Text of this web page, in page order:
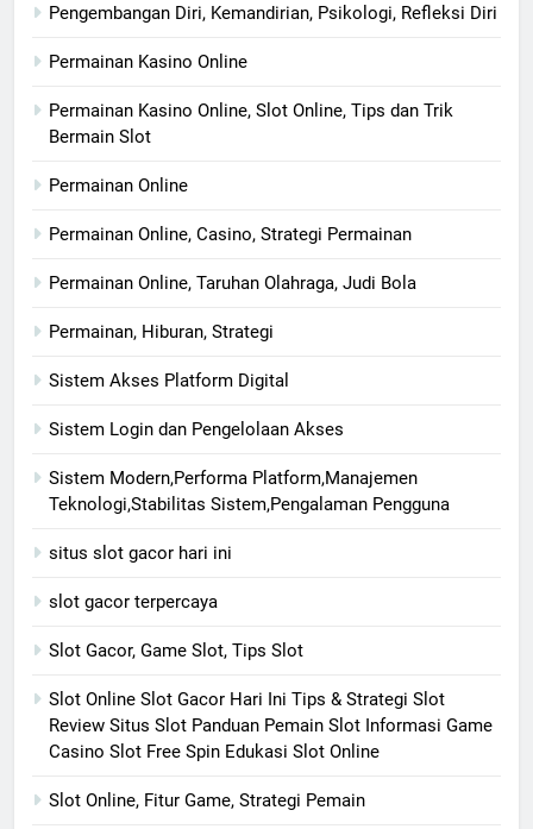
Pengembangan Diri, Kemandirian, Psikologi, Refleksi Diri
Permainan Kasino Online
Permainan Kasino Online, Slot Online, Tips dan Trik
Bermain Slot
Permainan Online
Permainan Online, Casino, Strategi Permainan
Permainan Online, Taruhan Olahraga, Judi Bola
Permainan, Hiburan, Strategi
Sistem Akses Platform Digital
Sistem Login dan Pengelolaan Akses
Sistem Modern,Performa Platform,Manajemen
Teknologi,Stabilitas Sistem,Pengalaman Pengguna
situs slot gacor hari ini
slot gacor terpercaya
Slot Gacor, Game Slot, Tips Slot
Slot Online Slot Gacor Hari Ini Tips & Strategi Slot
Review Situs Slot Panduan Pemain Slot Informasi Game
Casino Slot Free Spin Edukasi Slot Online
Slot Online, Fitur Game, Strategi Pemain